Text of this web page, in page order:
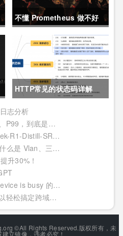
不懂 Prometheus 做不好
运维？那就来看这一篇干货
吧。
HTTP常见的状态码详解
志分析
监控指标中的 P90、P95、P99，到底是个啥？
SRE领域大模型-DeepSeek-R1-Distill-SRE-Qwen-32B-INT8
教科书级别的理解：到底什么是 Vlan、三层交换机、网关与DNS？
升30%！
【Linux】umount 提示:device is busy 的处理方法(In some cases useful info about processes that use )
一点也不复杂！Nginx 可以轻松搞定跨域问题？妥妥加薪！
©All Rights Reserved.版权所有，未
立镜像，违者必究！